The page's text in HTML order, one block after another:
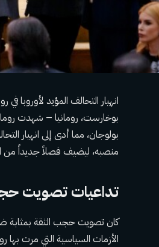
انهيار التحالف المؤيد لأوروبا
بوخارست، رومانيا – شهدت
بولوجان، مما أدى إلى انهيار
منصبه، ليضيف فصلاً جديداً من
تداعيات تصويت
كان تصويت حجب الثقة بمثابة
الأزمات السياسية التي مرت